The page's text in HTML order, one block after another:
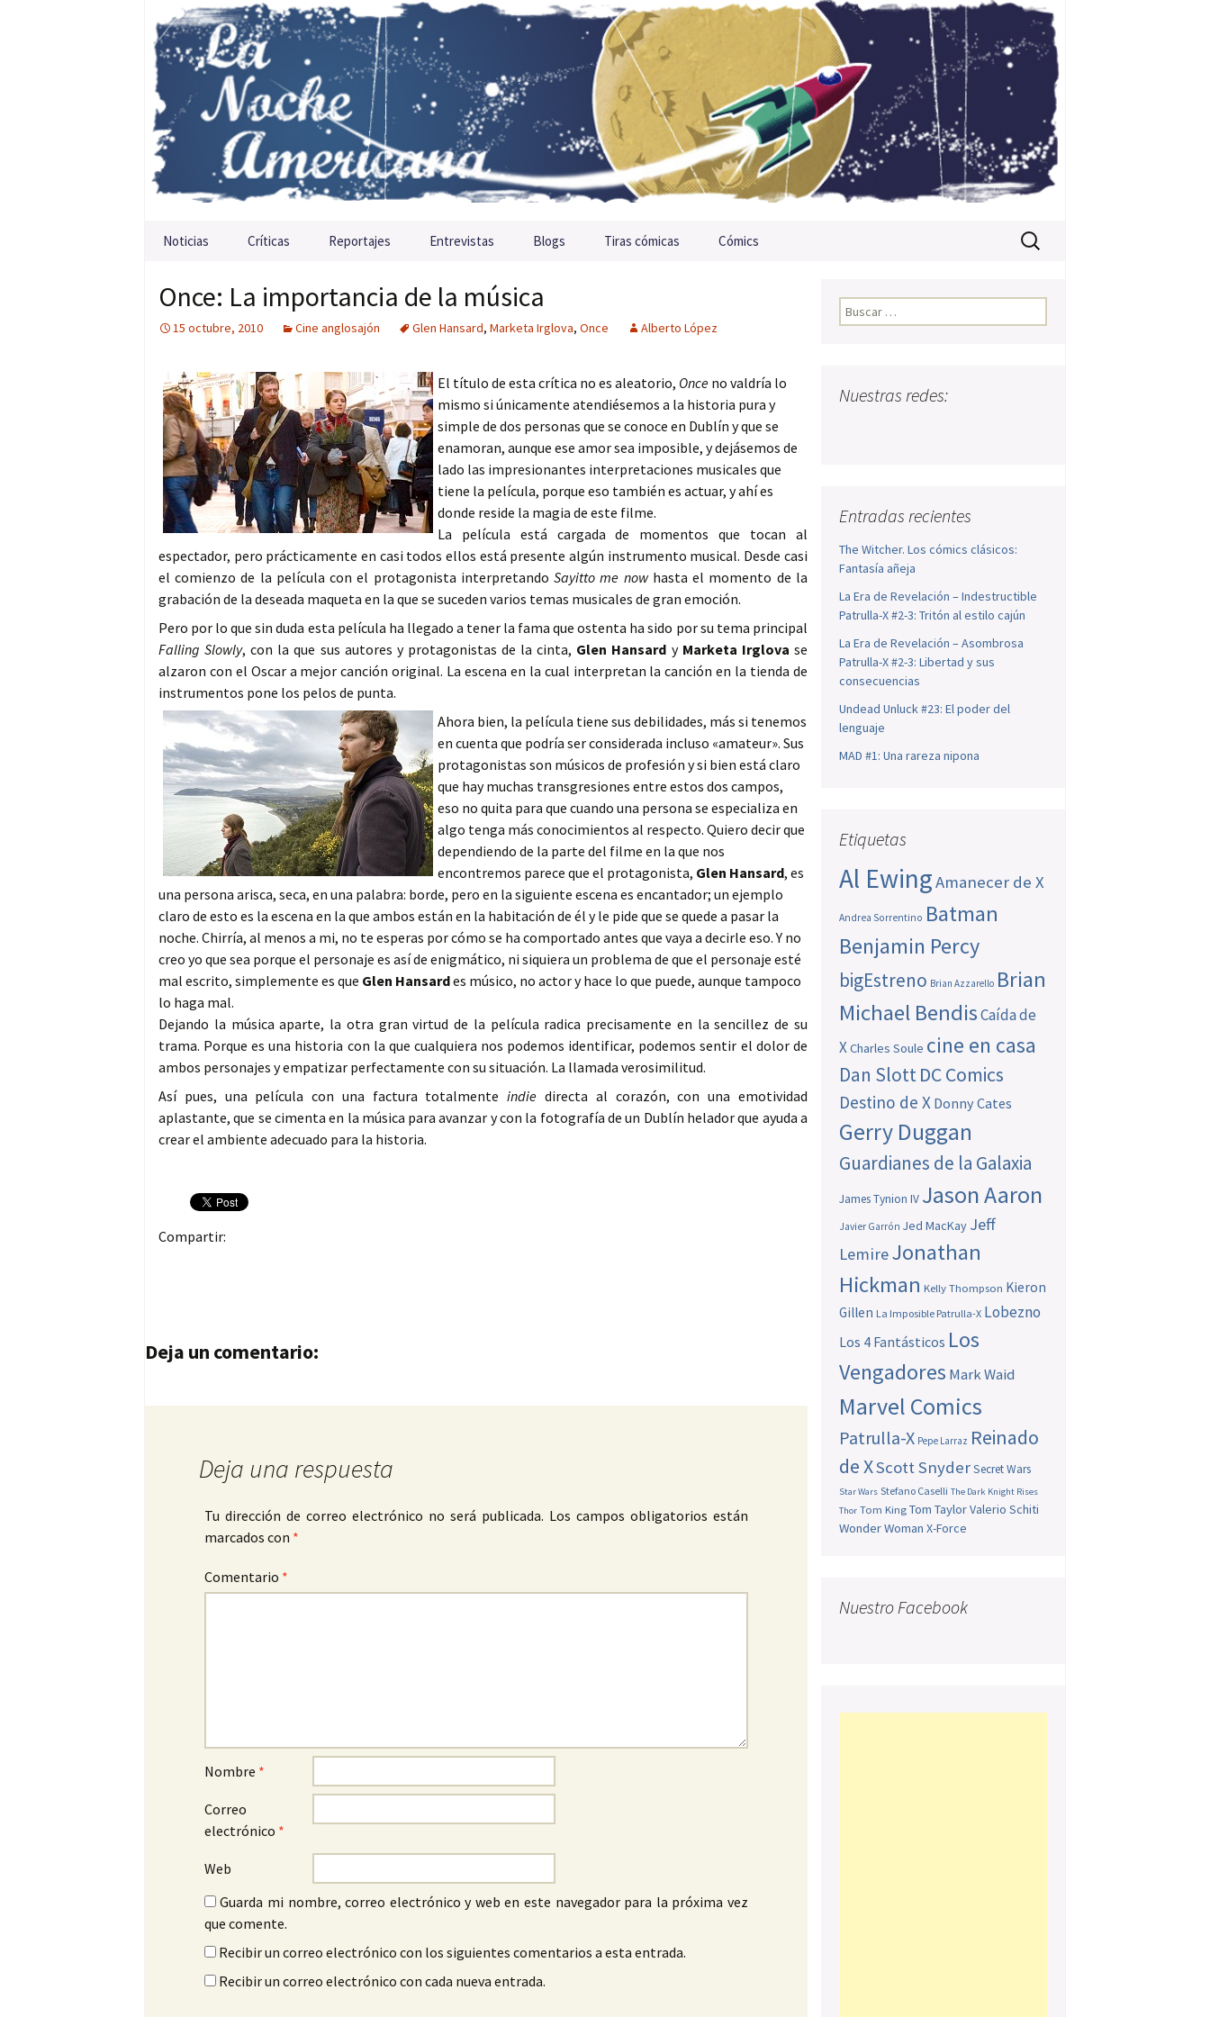
Saltar al contenido
Noticias Críticas Reportajes Entrevistas Blogs Tiras cómicas Cómics Buscar:
Once: La importancia de la música
15 octubre, 2010 Cine anglosajón Glen Hansard, Marketa Irglova, Once Alberto López
El título de esta crítica no es aleatorio, Once no valdría lo
mismo si únicamente atendiésemos a la historia pura y
simple de dos personas que se conoce en Dublín y que se
enamoran, aunque ese amor sea imposible, y dejásemos de
lado las impresionantes interpretaciones musicales que
tiene la película, porque eso también es actuar, y ahí es
donde reside la magia de este filme.
La película está cargada de momentos que tocan al
espectador, pero prácticamente en casi todos ellos está presente algún instrumento musical. Desde casi
el comienzo de la película con el protagonista interpretandoSayitto me nowhasta el momento de la
grabación de la deseada maqueta en la que se suceden varios temas musicales de gran emoción.
Pero por lo que sin duda esta película ha llegado a tener la fama que ostenta ha sido por su tema principal
Falling Slowly, con la que sus autores y protagonistas de la cinta, Glen Hansard y Marketa Irglova se
alzaron con el Oscar a mejor canción original. La escena en la cual interpretan la canción en la tienda de
instrumentos pone los pelos de punta.
Ahora bien, la película tiene sus debilidades, más si tenemos
en cuenta que podría ser considerada incluso «amateur». Sus
protagonistas son músicos de profesión y si bien está claro
que hay muchas transgresiones entre estos dos campos,
eso no quita para que cuando una persona se especializa en
algo tenga más conocimientos al respecto. Quiero decir que
dependiendo de la parte del filme en la que nos
encontremos parece que el protagonista, Glen Hansard, es
una persona arisca, seca, en una palabra: borde, pero en la siguiente escena es encantador; un ejemplo
claro de esto es la escena en la que ambos están en la habitación de él y le pide que se quede a pasar la
noche. Chirría, al menos a mi, no te esperas por cómo se ha comportado antes que vaya a decirle eso. Y no
creo yo que sea porque el personaje es así de enigmático, ni siquiera un problema de que el personaje esté
mal escrito, simplemente es que Glen Hansardes músico, no actor y hace lo que puede, aunque tampoco
lo haga mal.
Dejando la música aparte, la otra gran virtud de la película radica precisamente en la sencillez de su
trama. Porque es una historia con la que cualquiera nos podemos identificar, podemos sentir el dolor de
ambos personajes y empatizar perfectamente con su situación. La llamada verosimilitud.
Así pues, una película con una factura totalmenteindie directa al corazón, con una emotividad
aplastante, que se cimenta en la música para avanzar y con la fotografía de un Dublín helador que ayuda a
crear el ambiente adecuado para la historia.
Compartir:
Navegación de entradas
Deja un comentario:
Deja una respuesta
Tu dirección de correo electrónico no será publicada. Los campos obligatorios están
marcados con *
Comentario *
Nombre *
Correo
electrónico *
Web
Guarda mi nombre, correo electrónico y web en este navegador para la próxima vez
que comente.
Recibir un correo electrónico con los siguientes comentarios a esta entrada.
Recibir un correo electrónico con cada nueva entrada.
Buscar:
Nuestras redes:
Entradas recientes
The Witcher. Los cómics clásicos:
Fantasía añeja
La Era de Revelación – Indestructible
Patrulla-X #2-3: Tritón al estilo cajún
La Era de Revelación – Asombrosa
Patrulla-X #2-3: Libertad y sus
consecuencias
Undead Unluck #23: El poder del
lenguaje
MAD #1: Una rareza nipona
Etiquetas
Al EwingAmanecer de X
Andrea Sorrentino Batman
Benjamin Percy
bigEstreno Brian Azzarello Brian
Michael BendisCaída de
XCharles Soule cine en casa
Dan SlottDC Comics
Destino de X Donny Cates
Gerry Duggan
Guardianes de la Galaxia
James Tynion IV Jason Aaron
Javier Garrón Jed MacKay Jeff
LemireJonathan
Hickman Kelly Thompson Kieron
Gillen La Imposible Patrulla-X Lobezno
Los 4 Fantásticos Los
Vengadores Mark Waid
Marvel Comics
Patrulla-X Pepe Larraz Reinado
de XScott SnyderSecret Wars
Star Wars Stefano Caselli The Dark Knight Rises
Thor Tom King Tom TaylorValerio Schiti
Wonder Woman X-Force
Nuestro Facebook